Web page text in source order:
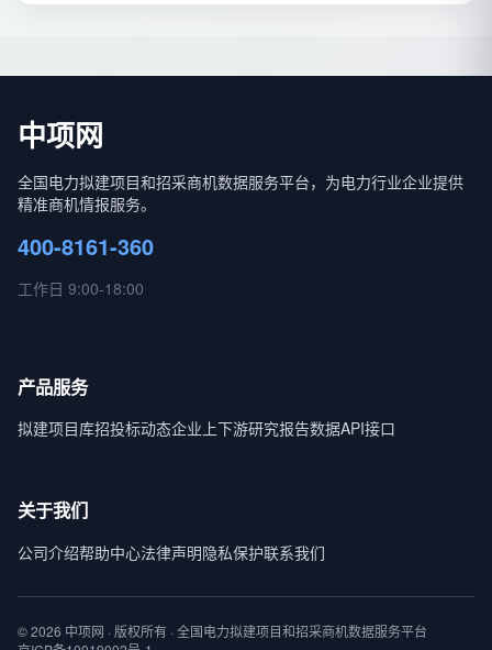
中项网
全国电力拟建项目和招采商机数据服务平台，为电力行业企业提供
精准商机情报服务。
400-8161-360
工作日 9:00-18:00
产品服务
拟建项目库招投标动态企业上下游研究报告数据API接口
关于我们
公司介绍帮助中心法律声明隐私保护联系我们
© 2026 中项网 · 版权所有 · 全国电力拟建项目和招采商机数据服务平台